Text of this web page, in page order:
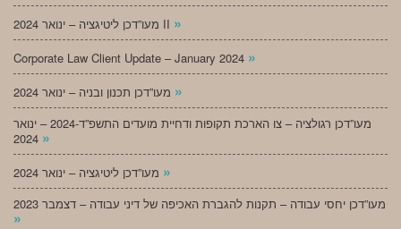
מעו”דכן ליטיגציה – ינואר 2024 II »
Corporate Law Client Update – January 2024 »
»
מעו”דכן רגולציה – צו הארכת תקופות ודחיית מועדים התשפ”ד-2024 – ינואר
»
»
מעו”דכן יחסי עבודה – תקנות להגברת האכיפה של דיני עבודה – דצמבר 2023
»